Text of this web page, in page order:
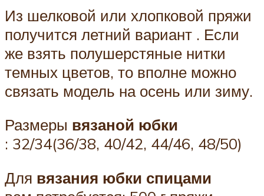
Из шелковой или хлопковой пряжи
получится летний вариант . Если
же взять полушерстяные нитки
темных цветов, то вполне можно
связать модель на осень или зиму.
Размеры вязаной юбки
: 32/34(36/38, 40/42, 44/46, 48/50)
Для вязания юбки спицами